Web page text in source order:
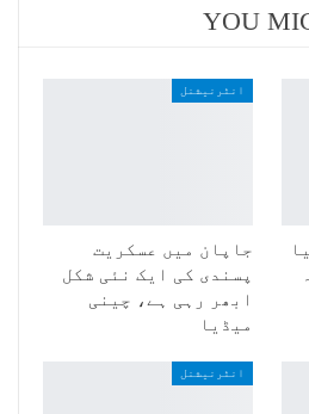
YOU
انٹرنیشنل
جاپان میں عسکریت
پسندی کی ایک نئی شکل
ابھر رہی ہے، چینی
میڈیا
انٹرنیشنل